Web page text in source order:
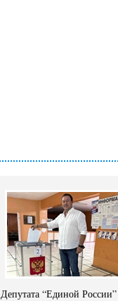
Депутата “Единой